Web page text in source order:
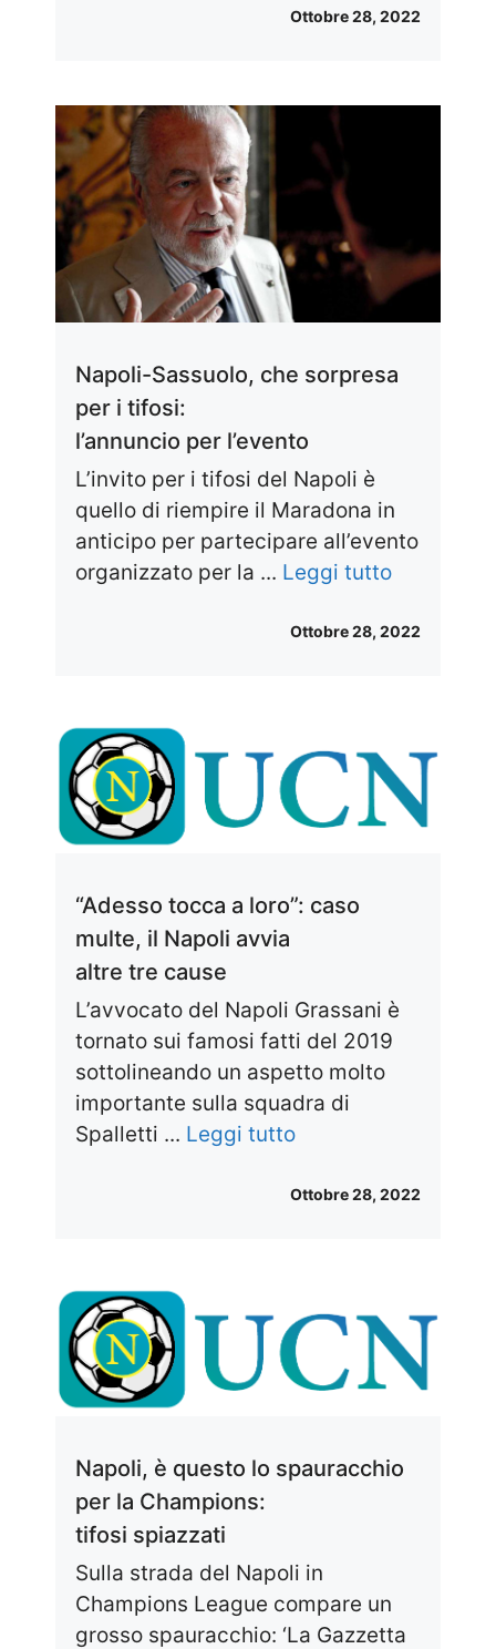
Ottobre 28, 2022
Napoli-Sassuolo, che sorpresa
per i tifosi:
l’annuncio per l’evento
L’invito per i tifosi del Napoli è
quello di riempire il Maradona in
anticipo per partecipare all’evento
organizzato per la ... Leggi tutto
Ottobre 28, 2022
“Adesso tocca a loro”: caso
multe, il Napoli avvia
altre tre cause
L’avvocato del Napoli Grassani è
tornato sui famosi fatti del 2019
sottolineando un aspetto molto
importante sulla squadra di
Spalletti ... Leggi tutto
Ottobre 28, 2022
Napoli, è questo lo spauracchio
per la Champions:
tifosi spiazzati
Sulla strada del Napoli in
Champions League compare un
grosso spauracchio: ‘La Gazzetta